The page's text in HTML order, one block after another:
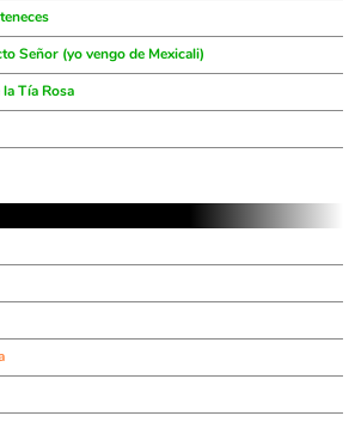
Señor (yo vengo de Mexicali)
Tía Rosa